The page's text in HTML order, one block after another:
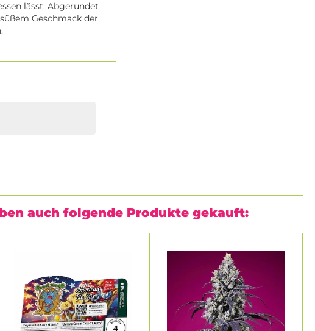
lässt. Abgerundet
Geschmack der
auch folgende Produkte gekauft: